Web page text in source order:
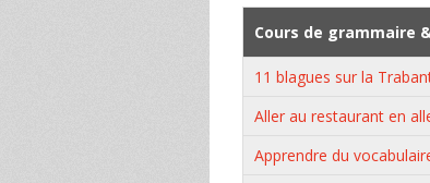
Cours de grammaire
11 blagues sur la
Aller au restaurant en
Apprendre du